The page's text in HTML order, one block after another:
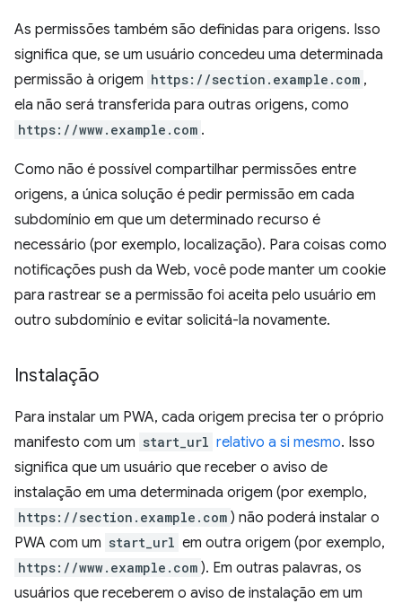
As permissões também são definidas para origens. Isso
significa que, se um usuário concedeu uma determinada
permissão à origem https://section.example.com ,
ela não será transferida para outras origens, como
https://www.example.com .
Como não é possível compartilhar permissões entre
origens, a única solução é pedir permissão em cada
subdomínio em que um determinado recurso é
necessário (por exemplo, localização). Para coisas como
notificações push da Web, você pode manter um cookie
para rastrear se a permissão foi aceita pelo usuário em
outro subdomínio e evitar solicitá-la novamente.
Instalação
Para instalar um PWA, cada origem precisa ter o próprio
manifesto com um start_url relativo a si mesmo. Isso
significa que um usuário que receber o aviso de
instalação em uma determinada origem (por exemplo,
https://section.example.com ) não poderá instalar o
PWA com um start_url em outra origem (por exemplo,
https://www.example.com ). Em outras palavras, os
usuários que receberem o aviso de instalação em um